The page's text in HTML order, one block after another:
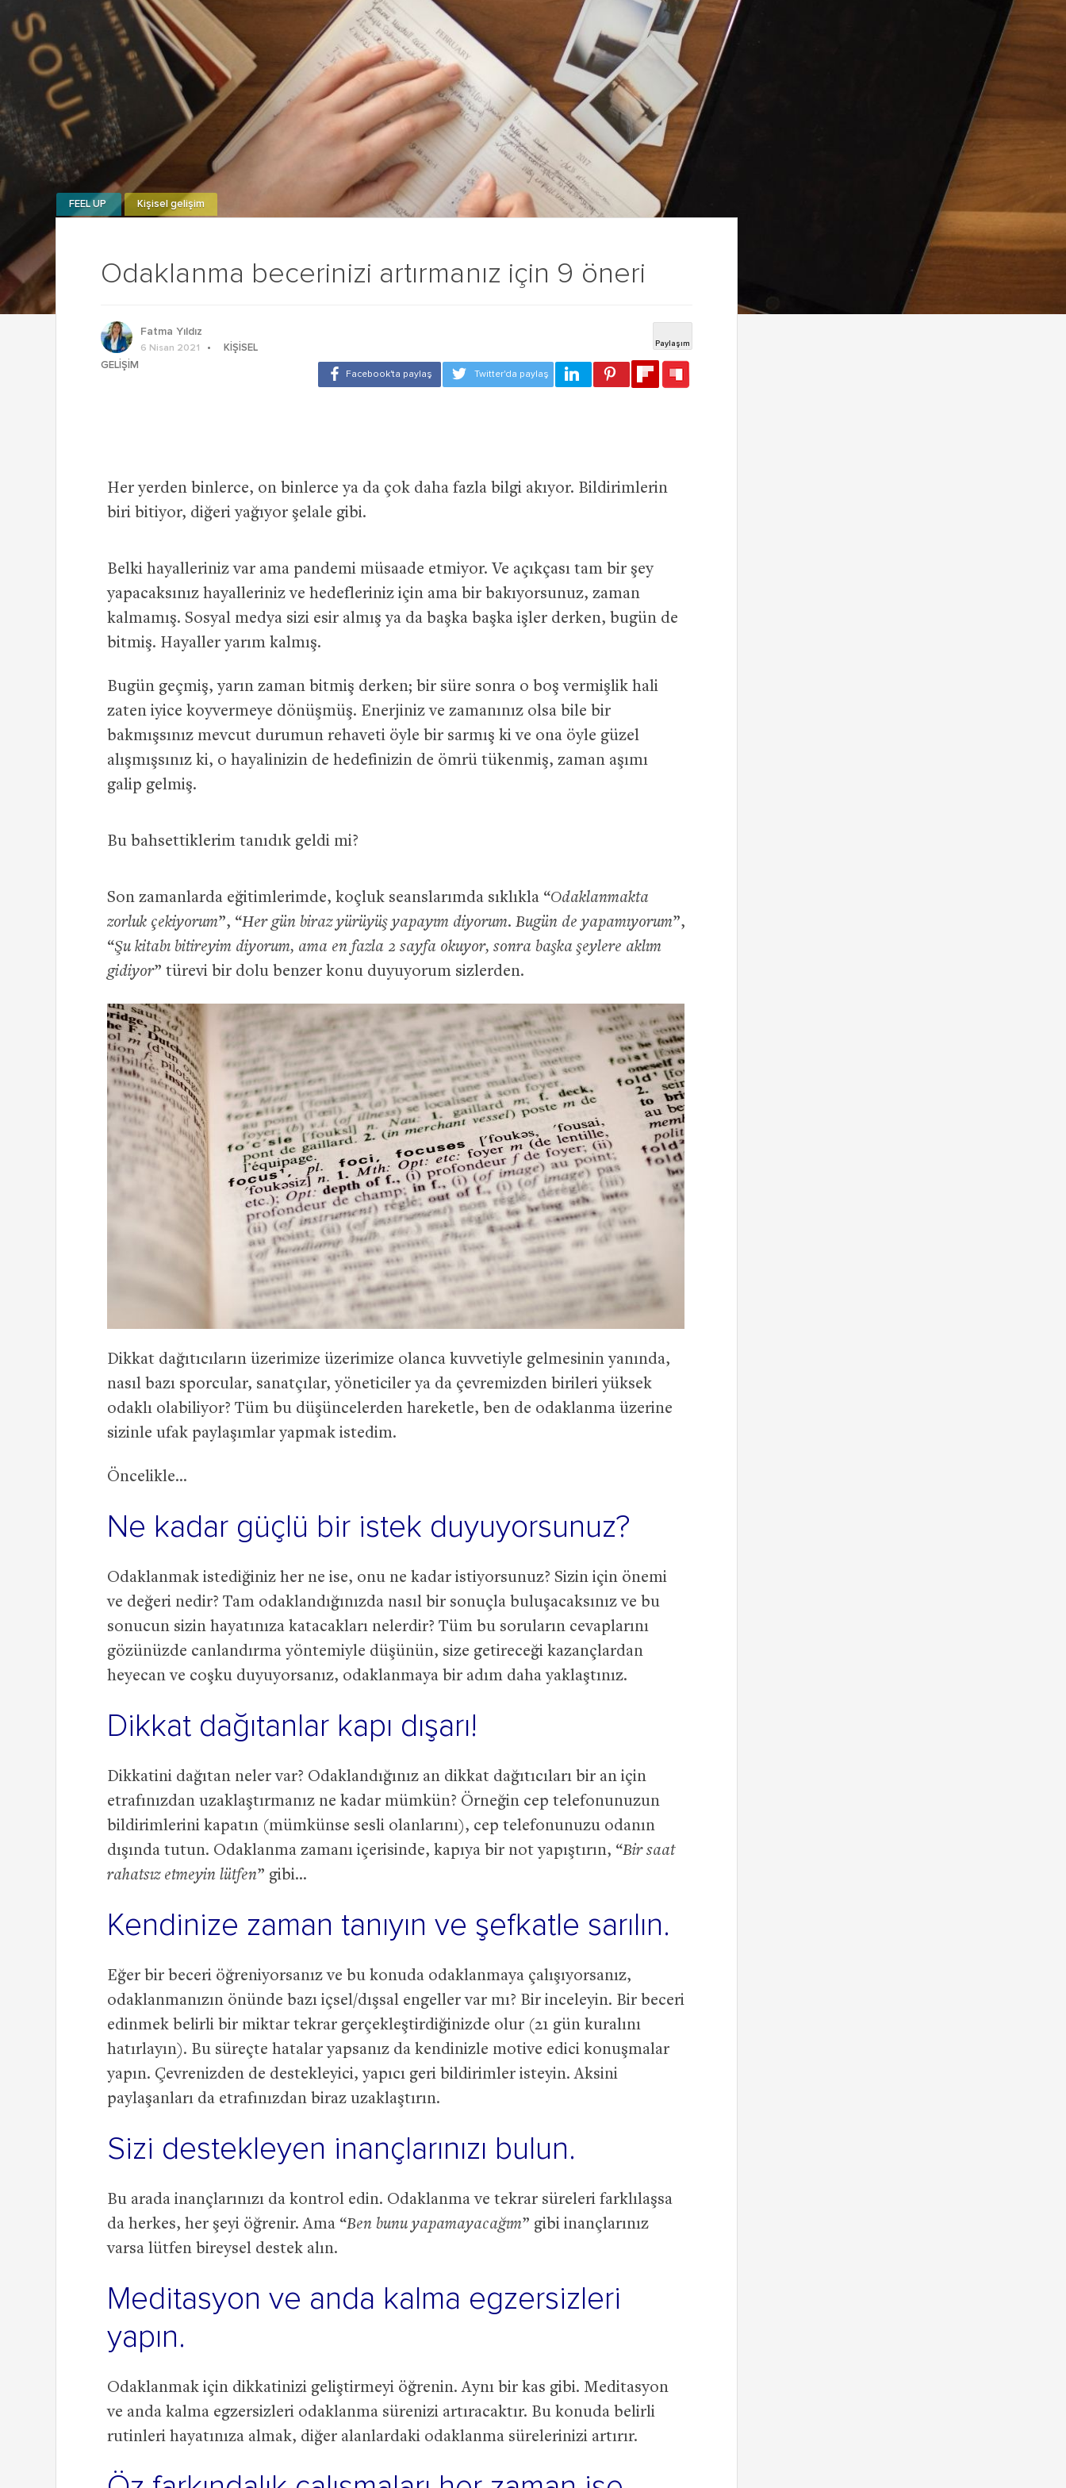
Odaklanma becerinizi artırmanız için 9 öneri
FEEL UP Kişisel gelişim
Fatma Yıldız
6 Nisan 2021
KIŞISEL
GELIŞIM
Her yerden binlerce, on binlerce ya da çok daha fazla bilgi akıyor. Bildirimlerin
biri bitiyor, diğeri yağıyor şelale gibi.
Belki hayalleriniz var ama pandemi müsaade etmiyor. Ve açıkçası tam bir şey
yapacaksınız hayalleriniz ve hedefleriniz için ama bir bakıyorsunuz, zaman
kalmamış. Sosyal medya sizi esir almış ya da başka başka işler derken, bugün de
bitmiş. Hayaller yarım kalmış.
Bugün geçmiş, yarın zaman bitmiş derken; bir süre sonra o boş vermişlik hali
zaten iyice koyvermeye dönüşmüş. Enerjiniz ve zamanınız olsa bile bir
bakmışsınız mevcut durumun rehaveti öyle bir sarmış ki ve ona öyle güzel
alışmışsınız ki, o hayalinizin de hedefinizin de ömrü tükenmiş, zaman aşımı
galip gelmiş.
Bu bahsettiklerim tanıdık geldi mi?
Son zamanlarda eğitimlerimde, koçluk seanslarımda sıklıkla “Odaklanmakta
zorluk çekiyorum”, “Her gün biraz yürüyüş yapayım diyorum. Bugün de yapamıyorum”,
“Şu kitabı bitireyim diyorum, ama en fazla 2 sayfa okuyor, sonra başka şeylere aklım
gidiyor” türevi bir dolu benzer konu duyuyorum sizlerden.
Dikkat dağıtıcıların üzerimize üzerimize olanca kuvvetiyle gelmesinin yanında,
nasıl bazı sporcular, sanatçılar, yöneticiler ya da çevremizden birileri yüksek
odaklı olabiliyor? Tüm bu düşüncelerden hareketle, ben de odaklanma üzerine
sizinle ufak paylaşımlar yapmak istedim.
Öncelikle…
Ne kadar güçlü bir istek duyuyorsunuz?
Odaklanmak istediğiniz her ne ise, onu ne kadar istiyorsunuz? Sizin için önemi
ve değeri nedir? Tam odaklandığınızda nasıl bir sonuçla buluşacaksınız ve bu
sonucun sizin hayatınıza katacakları nelerdir? Tüm bu soruların cevaplarını
gözünüzde canlandırma yöntemiyle düşünün, size getireceği kazançlardan
heyecan ve coşku duyuyorsanız, odaklanmaya bir adım daha yaklaştınız.
Dikkat dağıtanlar kapı dışarı!
Dikkatini dağıtan neler var? Odaklandığınız an dikkat dağıtıcıları bir an için
etrafınızdan uzaklaştırmanız ne kadar mümkün? Örneğin cep telefonunuzun
bildirimlerini kapatın (mümkünse sesli olanlarını), cep telefonunuzu odanın
dışında tutun. Odaklanma zamanı içerisinde, kapıya bir not yapıştırın, “Bir saat
rahatsız etmeyin lütfen” gibi…
Kendinize zaman tanıyın ve şefkatle sarılın.
Eğer bir beceri öğreniyorsanız ve bu konuda odaklanmaya çalışıyorsanız,
odaklanmanızın önünde bazı içsel/dışsal engeller var mı? Bir inceleyin. Bir beceri
edinmek belirli bir miktar tekrar gerçekleştirdiğinizde olur (21 gün kuralını
hatırlayın). Bu süreçte hatalar yapsanız da kendinizle motive edici konuşmalar
yapın. Çevrenizden de destekleyici, yapıcı geri bildirimler isteyin. Aksini
paylaşanları da etrafınızdan biraz uzaklaştırın.
Sizi destekleyen inançlarınızı bulun.
Bu arada inançlarınızı da kontrol edin. Odaklanma ve tekrar süreleri farklılaşsa
da herkes, her şeyi öğrenir. Ama “Ben bunu yapamayacağım” gibi inançlarınız
varsa lütfen bireysel destek alın.
Meditasyon ve anda kalma egzersizleri
yapın.
Odaklanmak için dikkatinizi geliştirmeyi öğrenin. Aynı bir kas gibi. Meditasyon
ve anda kalma egzersizleri odaklanma sürenizi artıracaktır. Bu konuda belirli
rutinleri hayatınıza almak, diğer alanlardaki odaklanma sürelerinizi artırır.